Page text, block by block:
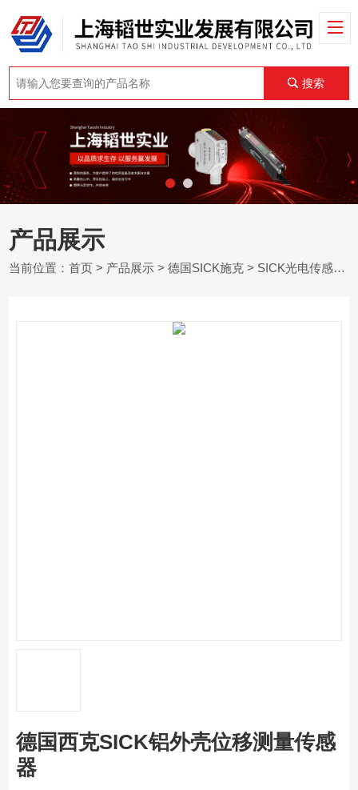
搜索
产品展示
当前位置：首页 > 产品展示 >德国SICK施克 > SICK光电传感器
德国西克SICK铝外壳位移测量传感
器